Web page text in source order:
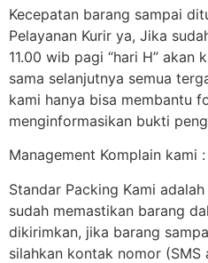
Kecepatan barang sampai
Pelayanan Kurir ya, Jika
11.00 wib pagi “hari H” akan
sama selanjutnya semua
kami hanya bisa membantu
menginformasikan bukti
Management Komplain kami :
Standar Packing Kami
sudah memastikan barang
dikirimkan, jika barang
silahkan kontak nomor (SMS